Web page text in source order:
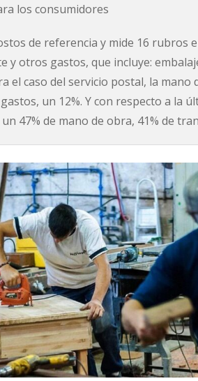
los consumidores
de referencia y mide 16 rubros
y otros gastos, que incluye:
el caso del servicio postal, la
un 12%. Y con respecto a la
47% de mano de obra, 41% de